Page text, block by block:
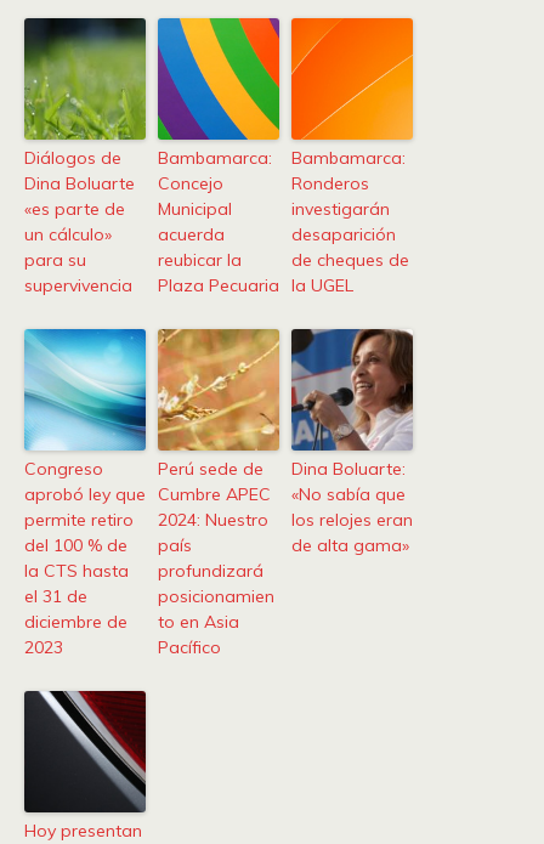
Diálogos de
Dina Boluarte
«es parte de
un cálculo»
para su
supervivencia
Bambamarca:
Concejo
Municipal
acuerda
reubicar la
Plaza Pecuaria
Bambamarca:
Ronderos
investigarán
desaparición
de cheques de
la UGEL
Congreso
aprobó ley que
permite retiro
del 100 % de
la CTS hasta
el 31 de
diciembre de
2023
Perú sede de
Cumbre APEC
2024: Nuestro
país
profundizará
posicionamien
to en Asia
Pacífico
Dina Boluarte:
«No sabía que
los relojes eran
de alta gama»
Hoy presentan